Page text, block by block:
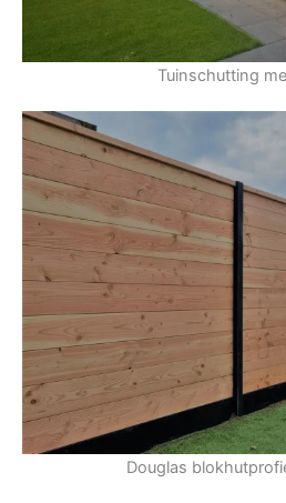
Tuinschutting
Douglas